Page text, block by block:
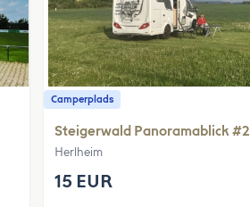
Camperplads
Steigerwald Panoramablick #2
Herlheim
15 EUR